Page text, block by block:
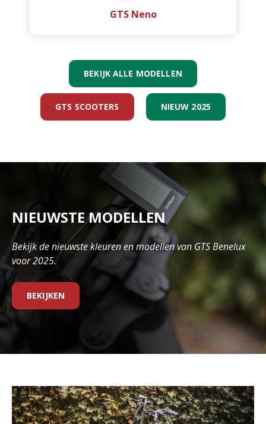
GTS Neno
BEKIJK ALLE MODELLEN
GTS SCOOTERS NIEUW 2025
NIEUWSTE MODELLEN
Bekijk de nieuwste kleuren en modellen van GTS Benelux
voor 2025.
BEKIJKEN